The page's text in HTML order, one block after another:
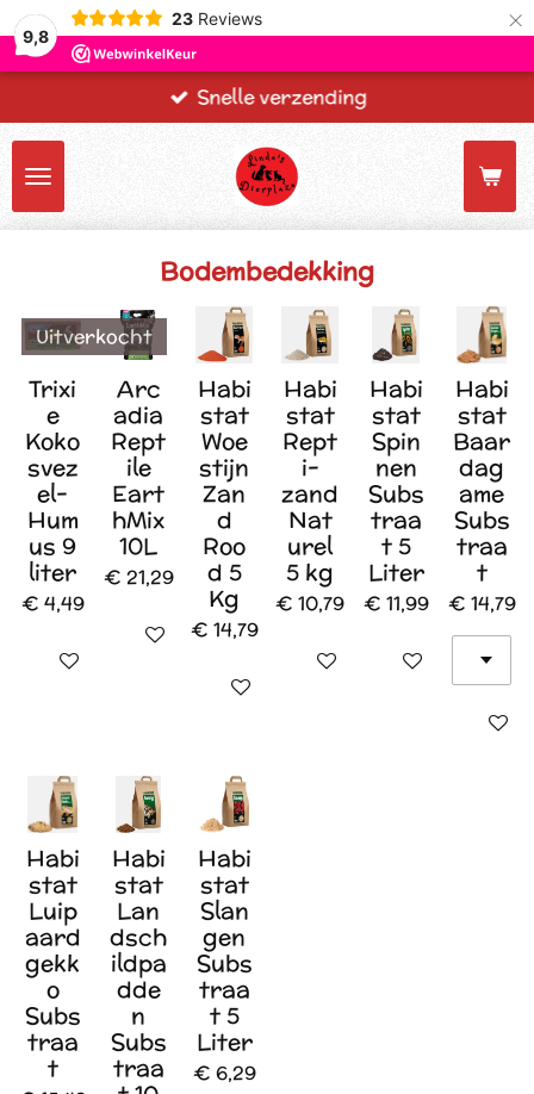
9,8
23 Reviews ×
Snelle verzending
Bodembedekking
Trixi
e
Koko
svez
el-
Hum
us 9
liter
€ 4,49
In winkelwagen
Uitverkocht
Arc
adia
Rept
ile
Eart
hMix
10L
€ 21,29
Houd mij op de hoogte
Habi
stat
Woe
stijn
Zan
d
Roo
d 5
Kg
€ 14,79
In winkelwagen
Habi
stat
Rept
i-
zand
Nat
urel
5 kg
€ 10,79
In winkelwagen
Habi
stat
Spin
nen
Subs
traa
t 5
Liter
€ 11,99
In winkelwagen
Habi
stat
Baar
dag
ame
Subs
traa
t
€ 14,79
In
Habi
stat
Luip
aard
gekk
o
Subs
traa
t
Habi
stat
Lan
dsch
ildpa
dde
n
Subs
traa
Habi
stat
Slan
gen
Subs
traa
t 5
Liter
€ 6,29